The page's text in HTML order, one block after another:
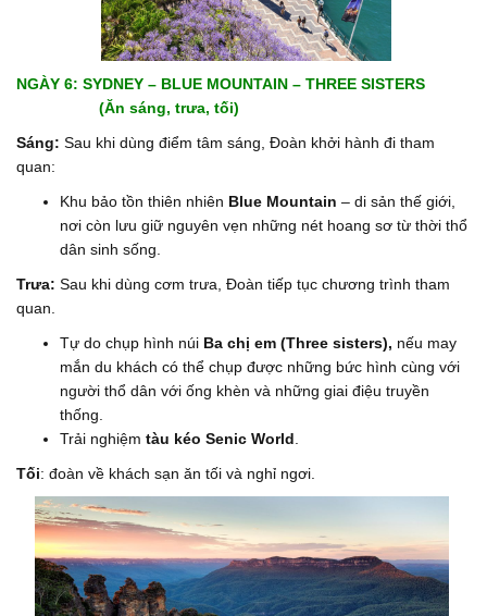
NGÀY 6: SYDNEY – BLUE MOUNTAIN – THREE SISTERS
(Ăn sáng, trưa, tối)
Sáng: Sau khi dùng điểm tâm sáng, Đoàn khởi hành đi tham
quan:
Khu bảo tồn thiên nhiên Blue Mountain – di sản thế giới,
nơi còn lưu giữ nguyên vẹn những nét hoang sơ từ thời thổ
dân sinh sống.
Trưa: Sau khi dùng cơm trưa, Đoàn tiếp tục chương trình tham
quan.
Tự do chụp hình núi Ba chị em (Three sisters), nếu may
mắn du khách có thể chụp được những bức hình cùng với
người thổ dân với ống khèn và những giai điệu truyền
thống.
Trải nghiệm tàu kéo Senic World
Tối: đoàn về khách sạn ăn tối và nghỉ ngơi.